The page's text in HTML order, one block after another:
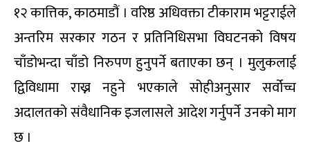
१२ कात्तिक, काठमाडौं । वरिष्ठ अधिवक्ता टीकाराम भट्टराईले
अन्तरिम सरकार गठन र प्रतिनिधिसभा विघटनको विषय
चाँडोभन्दा चाँडो निरुपण हुनुपर्ने बताएका छन् । मुलुकलाई
द्विविधामा राख्न नहुने भएकाले सोहीअनुसार सर्वोच्च
अदालतको संवैधानिक इजलासले आदेश गर्नुपर्ने उनको माग
छ ।